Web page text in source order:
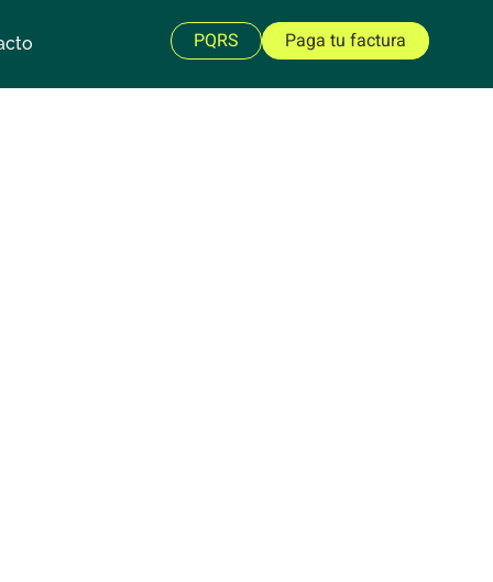
PQRS Paga tu factura